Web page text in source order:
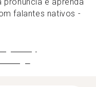
falantes nativos -